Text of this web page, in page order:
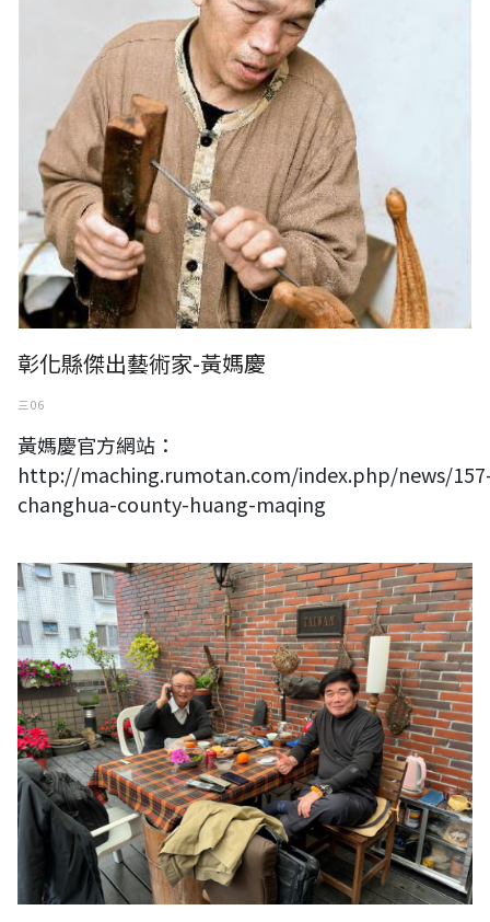
彰化縣傑出藝術家-黃媽慶
三 06
黃媽慶官方網站：
http://maching.rumotan.com/index.php/news/
changhua-county-huang-maqing
國立故宮博物院院長蕭宗煌南下高雄敘舊2023.2.5